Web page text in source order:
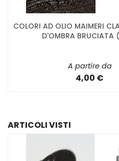
COLORI AD OLIO MAIMERI
D'OMBRA
A partire da
4,00 €
ARTICOLI VISTI